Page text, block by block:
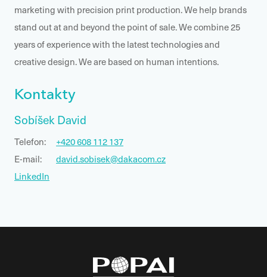
marketing with precision print production.We help brands
stand out at and beyond the point of sale.We combine 25
years of experience with the latest technologies and
creative design. We are based on human intentions.
Kontakty
Sobíšek David
Telefon:
+420 608 112 137
E-mail:
david.sobisek@dakacom.cz
LinkedIn